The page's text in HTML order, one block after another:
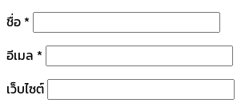
ชื่อ *
อีเมล *
เว็บไซต์